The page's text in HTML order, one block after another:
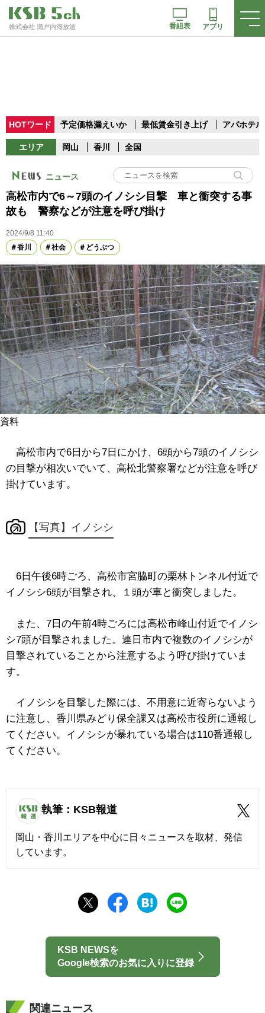
株式会社 瀬戸内海放送 番組表 アプリ
HOTワード 予定価格漏えいか 最低賃金引き上げ アパホテル
エリア 岡山 香川 全国
ニュース
高松市内で6～7頭のイノシシ目撃 車と衝突する事
故も 警察などが注意を呼び掛け
2024/9/8 11:40
香川
社会 どうぶつ
資料
高松市内で6日から7日にかけ、6頭から7頭のイノシシ
の目撃が相次いでいて、高松北警察署などが注意を呼び
掛けています。
【写真】イノシシ
6日午後6時ごろ、高松市宮脇町の栗林トンネル付近で
イノシシ6頭が目撃され、１頭が車と衝突しました。
また、7日の午前4時ごろには高松市峰山付近でイノシ
シ7頭が目撃されました。連日市内で複数のイノシシが
目撃されていることから注意するよう呼び掛けていま
す。
イノシシを目撃した際には、不用意に近寄らないよう
に注意し、香川県みどり保全課又は高松市役所に通報し
てください。イノシシが暴れている場合は110番通報し
てください。
執筆：KSB報道
岡山・香川エリアを中心に日々ニュースを取材、発信
しています。
KSB NEWSを
Google検索のお気に入りに登録
関連ニュース